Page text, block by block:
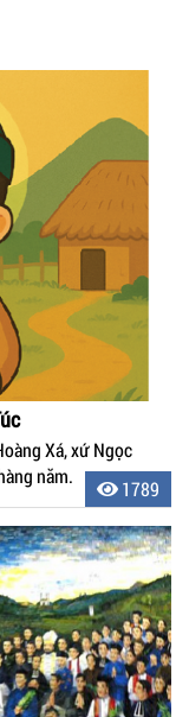
Xá, xứ Ngọc
năm.
1789